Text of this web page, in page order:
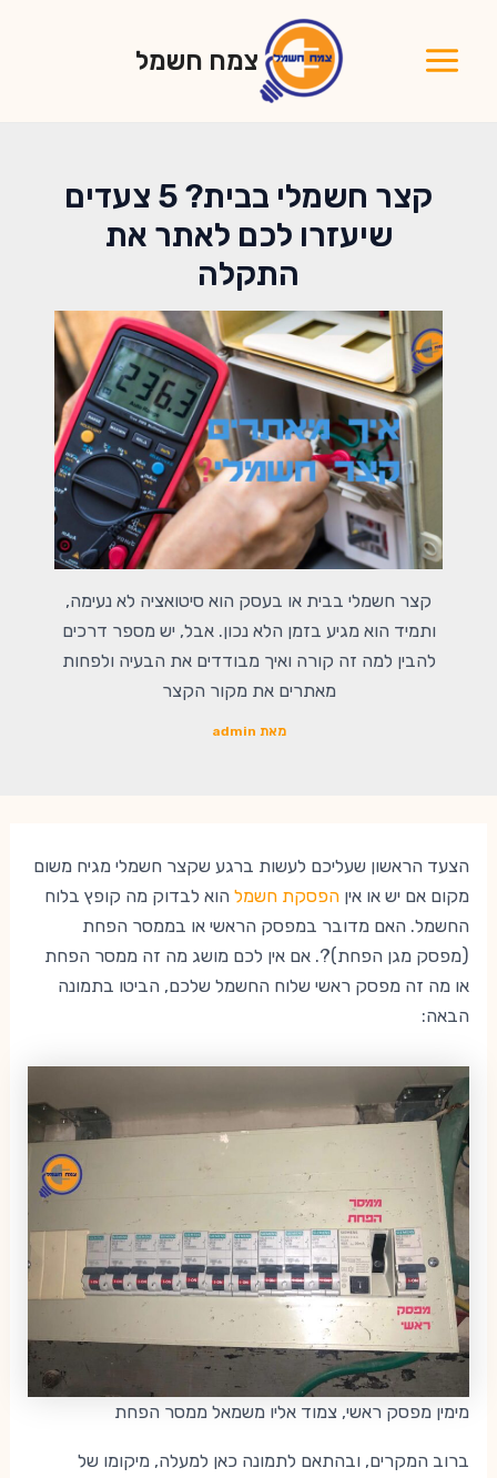
צמח חשמל
קצר חשמלי בבית? 5 צעדים
שיעזרו לכם לאתר את
התקלה
קצר חשמלי בבית או בעסק הוא סיטואציה לא נעימה,
ותמיד הוא מגיע בזמן הלא נכון. אבל, יש מספר דרכים
להבין למה זה קורה ואיך מבודדים את הבעיה ולפחות
מאתרים את מקור הקצר
מאת admin
הצעד הראשון שעליכם לעשות ברגע שקצר חשמלי מגיח משום
מקום אם יש או איןהפסקת חשמל הוא לבדוק מה קופץ בלוח
החשמל. האם מדובר במפסק הראשי או בממסר הפחת
(מפסק מגן הפחת)?. אם אין לכם מושג מה זה ממסר הפחת
או מה זה מפסק ראשי שלוח החשמל שלכם, הביטו בתמונה
הבאה:
מימין מפסק ראשי, צמוד אליו משמאל ממסר הפחת
ברוב המקרים, ובהתאם לתמונה כאן למעלה, מיקומו של